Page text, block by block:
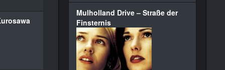
Mulholland Drive – Straße der
Finsternis